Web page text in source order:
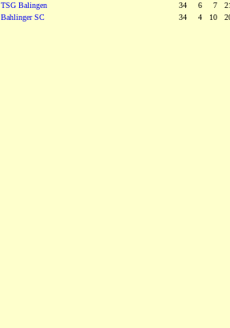
TSG Balingen 34 6
7
Bahlinger SC 34 4 10